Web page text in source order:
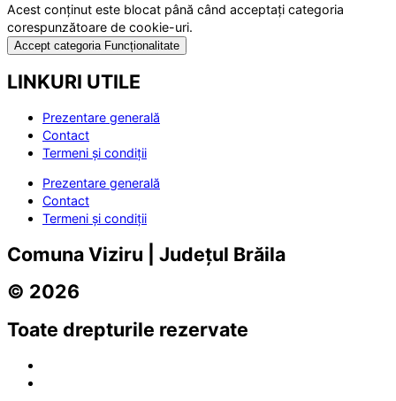
Acest conținut este blocat până când acceptați categoria
corespunzătoare de cookie-uri.
Accept categoria Funcționalitate
LINKURI UTILE
Prezentare generală
Contact
Termeni și condiții
Prezentare generală
Contact
Termeni și condiții
Comuna Viziru | Județul Brăila
© 2026
Toate drepturile rezervate